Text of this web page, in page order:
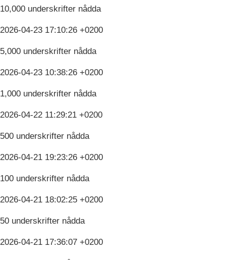
10,000 underskrifter nådda
2026-04-23 17:10:26 +0200
5,000 underskrifter nådda
2026-04-23 10:38:26 +0200
1,000 underskrifter nådda
2026-04-22 11:29:21 +0200
500 underskrifter nådda
2026-04-21 19:23:26 +0200
100 underskrifter nådda
2026-04-21 18:02:25 +0200
50 underskrifter nådda
2026-04-21 17:36:07 +0200